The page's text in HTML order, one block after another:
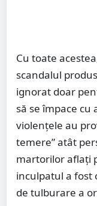
Cu toate
scandalul
ignorat doar
să se împace
violențele au
temere” atât
martorilor aflați
inculpatul a
de tulburare a